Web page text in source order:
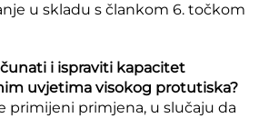
u skladu s člankom 6. točkom
i ispraviti kapacitet
uvjetima visokog protutiska?
primijeni primjena, u slučaju da